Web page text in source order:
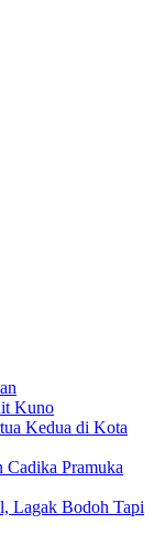
Kuno
Kedua di Kota
Cadika Pramuka
Lagak Bodoh Tapi